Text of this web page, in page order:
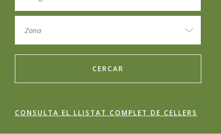
CERCAR
CONSULTA EL LLISTAT COMPLET DE CELLERS